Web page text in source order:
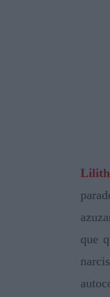
Lilith
que